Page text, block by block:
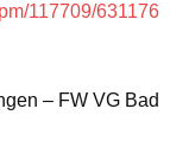
117709/631176
– FW VG Bad